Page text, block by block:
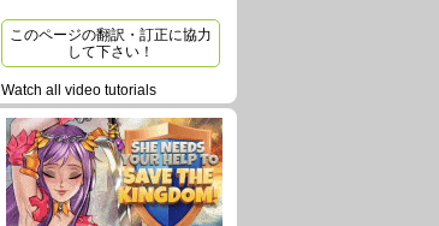
このページの翻訳・訂正に協力
して下さい！
Watch all video tutorials